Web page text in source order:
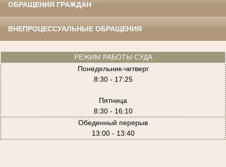
ОБРАЩЕНИЯ ГРАЖДАН
ВНЕПРОЦЕССУАЛЬНЫЕ ОБРАЩЕНИЯ
РЕЖИМ РАБОТЫ СУДА
Понедельник-четверг
8:30 - 17:25
Пятница
8:30 - 16:10
Обеденный перерыв
13:00 - 13:40